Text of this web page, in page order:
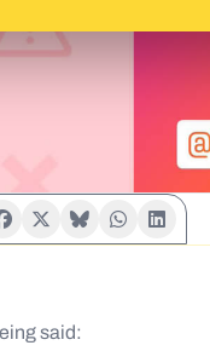
said: